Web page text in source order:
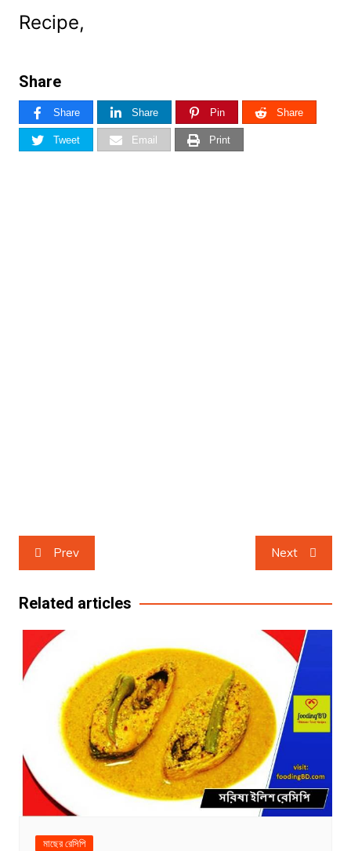
Recipe,
Share
Share Share Pin Share
Tweet Email Print
Post
navigation
Prev Next
Related articles
মাছের রেসিপি